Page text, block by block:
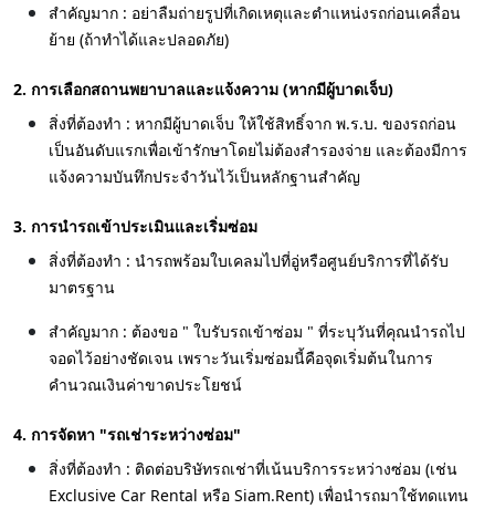
สำคัญมาก : อย่าลืมถ่ายรูปที่เกิดเหตุและตำแหน่งรถก่อนเคลื่อน
ย้าย (ถ้าทำได้และปลอดภัย)
2. การเลือกสถานพยาบาลและแจ้งความ (หากมีผู้บาดเจ็บ)
สิ่งที่ต้องทำ : หากมีผู้บาดเจ็บ ให้ใช้สิทธิ์จาก พ.ร.บ. ของรถก่อน
เป็นอันดับแรกเพื่อเข้ารักษาโดยไม่ต้องสำรองจ่าย และต้องมีการ
แจ้งความบันทึกประจำวันไว้เป็นหลักฐานสำคัญ
3. การนำรถเข้าประเมินและเริ่มซ่อม
สิ่งที่ต้องทำ : นำรถพร้อมใบเคลมไปที่อู่หรือศูนย์บริการที่ได้รับ
มาตรฐาน
สำคัญมาก : ต้องขอ " ใบรับรถเข้าซ่อม " ที่ระบุวันที่คุณนำรถไป
จอดไว้อย่างชัดเจน เพราะวันเริ่มซ่อมนี้คือจุดเริ่มต้นในการ
คำนวณเงินค่าขาดประโยชน์
4. การจัดหา "รถเช่าระหว่างซ่อม"
สิ่งที่ต้องทำ : ติดต่อบริษัทรถเช่าที่เน้นบริการระหว่างซ่อม (เช่น
Exclusive Car Rental หรือ Siam.Rent) เพื่อนำรถมาใช้ทดแทน